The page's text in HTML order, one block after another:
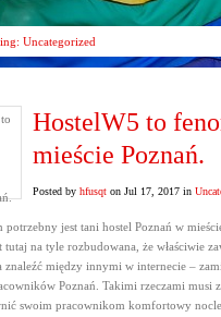
Uncategorized
HostelW5 to
mieście Poznań.
Posted by hfusqt on Jul 17, 2017 in
potrzebny jest tani hostel Poznań w
tutaj na tyle rozbudowana, że właściwie
znaleźć między innymi w internecie –
Poznań. Takimi rzeczami musi
swoim pracownikom komfortowy